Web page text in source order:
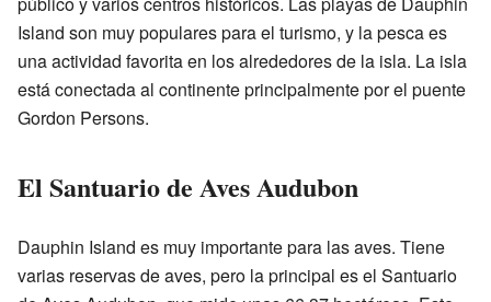
Island son muy populares para el turismo, y la pesca es
una actividad favorita en los alrededores de la isla. La isla
está conectada al continente principalmente por el puente
Gordon Persons.
El Santuario de Aves Audubon
Dauphin Island es muy importante para las aves. Tiene
varias reservas de aves, pero la principal es el Santuario